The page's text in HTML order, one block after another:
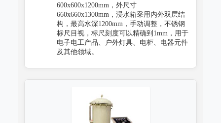
600x600x1200mm，外尺寸
660x660x1300mm，浸水箱采用内外双层结
构，最高水深1200mm，手动调整，不锈钢
标尺目视，标尺刻度可以精确到1mm，用于
电子电工产品、户外灯具、电柜、电器元件
及其他领域。